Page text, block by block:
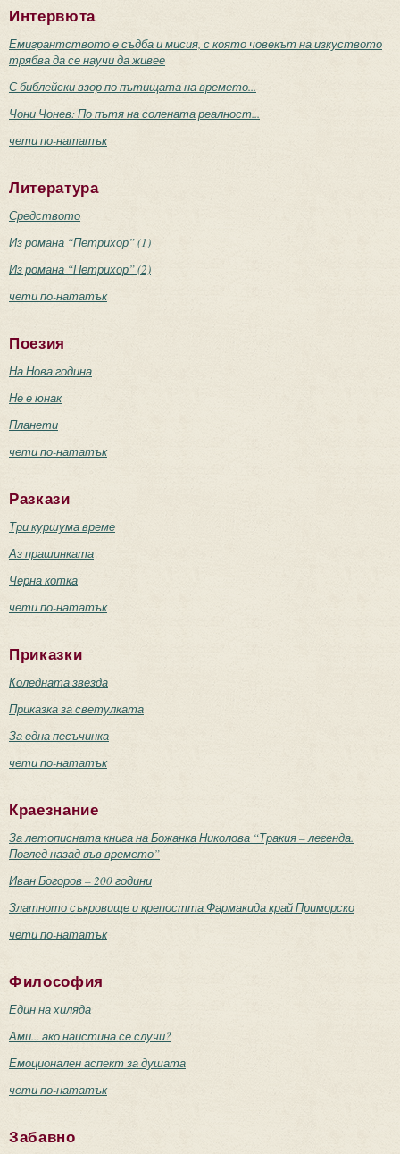
Интервюта
Емигрантството е съдба и мисия, с която човекът на изкуството
трябва да се научи да живее
С библейски взор по пътищата на времето...
Чони Чонев: По пътя на солената реалност...
чети по-нататък
Литература
Средството
Из романа “Петрихор” (1)
Из романа “Петрихор” (2)
чети по-нататък
Поезия
На Нова година
Не е юнак
Планети
чети по-нататък
Разкази
Три куршума време
Аз прашинката
Черна котка
чети по-нататък
Приказки
Коледната звезда
Приказка за светулката
За една песъчинка
чети по-нататък
Краезнание
За летописната книга на Божанка Николова “Тракия – легенда.
Поглед назад във времето”
Иван Богоров – 200 години
Златното съкровище и крепостта Фармакида край Приморско
чети по-нататък
Философия
Един на хиляда
Ами... ако наистина се случи?
Емоционален аспект за душата
чети по-нататък
Забавно